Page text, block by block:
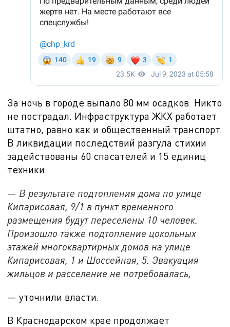
За ночь в городе выпало80 мм осадков. Никто
не пострадал. Инфраструктура ЖКХ работает
штатно, равно как и общественный транспорт.
В ликвидации последствий разгула стихии
задействованы 60 спасателей и 15 единиц
техники.
— В результате подтопления дома по улице
Кипарисовая, 9/1 в пункт временного
размещения будут переселены 10 человек.
Произошло также подтопление цокольных
этажей многоквартирных домов на улице
Кипарисовая, 1 и Шоссейная, 5. Эвакуация
жильцов и расселение не потребовалась,
— уточнили власти.
В Краснодарском крае продолжает